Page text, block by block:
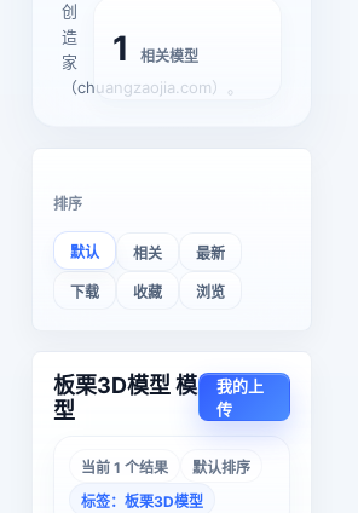
创
造
家
（chuangzaojia.com）。
1 相关模型
排序
默认 相关 最新
下载 收藏 浏览
板栗3D模型 模
型
我的上
传
当前 1 个结果
默认排序
标签：板栗3D模型